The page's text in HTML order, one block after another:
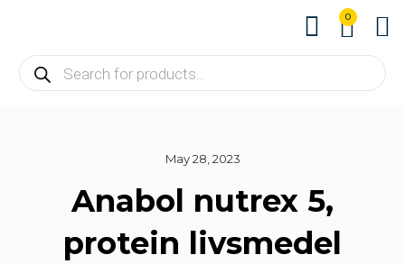
0
May 28, 2023
Anabol nutrex 5,
protein livsmedel